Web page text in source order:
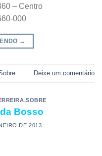
– Centro
000
→
Deixe um comentário
,SOBRE
Bosso
DE 2013